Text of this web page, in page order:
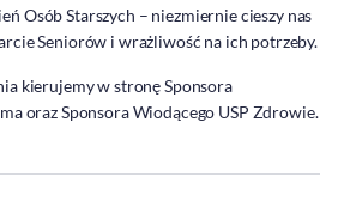
Osób Starszych – niezmiernie cieszy nas
Seniorów i wrażliwość na ich potrzeby.
kierujemy w stronę Sponsora
oraz Sponsora Wiodącego USP Zdrowie.